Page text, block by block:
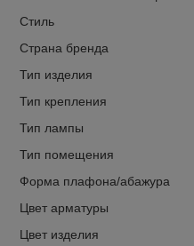
Стиль
Страна бренда
Тип изделия
Тип крепления
Тип лампы
Тип помещения
Форма плафона/абажура
Цвет арматуры
Цвет изделия